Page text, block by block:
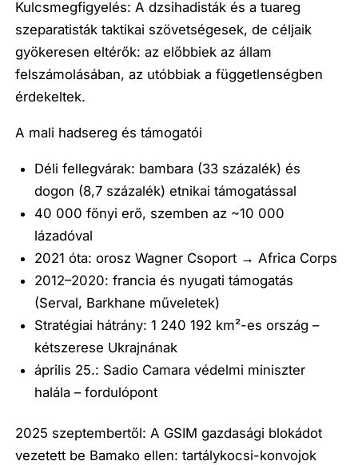
Kulcsmegfigyelés: A dzsihadisták és a tuareg
szeparatisták taktikai szövetségesek, de céljaik
gyökeresen eltérők: az előbbiek az állam
felszámolásában, az utóbbiak a függetlenségben
érdekeltek.
A mali hadsereg és támogatói
Déli fellegvárak: bambara (33 százalék) és
dogon (8,7 százalék) etnikai támogatással
40 000 főnyi erő, szemben az ~10 000
lázadóval
2021 óta: orosz Wagner Csoport → Africa Corps
2012–2020: francia és nyugati támogatás
(Serval, Barkhane műveletek)
Stratégiai hátrány: 1 240 192 km²-es ország –
kétszerese Ukrajnának
április 25.: Sadio Camara védelmi miniszter
halála – fordulópont
2025 szeptembertől: A GSIM gazdasági blokádot
vezetett be Bamako ellen: tartálykocsi-konvojok